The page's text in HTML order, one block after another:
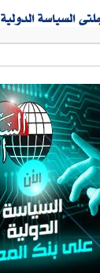
السياسة